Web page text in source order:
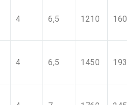
4 6,5 1210
4 6,5 1450